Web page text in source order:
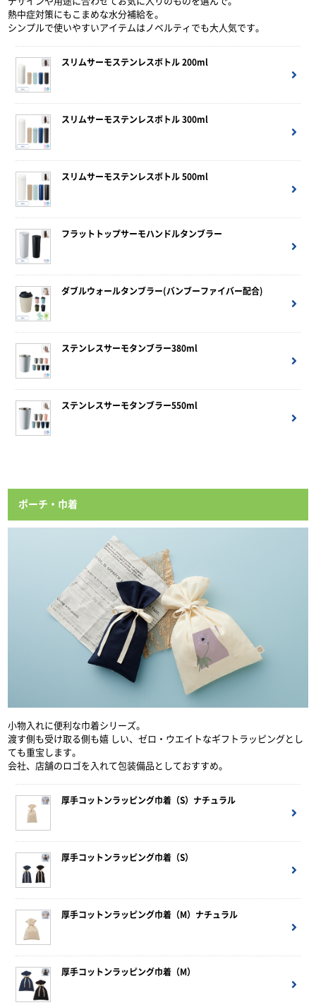
熱中症対策にもこまめな水分補給を。
シンプルで使いやすいアイテムはノベルティでも大人気です。
スリムサーモステンレスボトル 200ml
スリムサーモステンレスボトル 300ml
スリムサーモステンレスボトル 500ml
フラットトップサーモハンドルタンブラー
ダブルウォールタンブラー(バンブーファイバー配合)
ステンレスサーモタンブラー380ml
ステンレスサーモタンブラー550ml
ポーチ・巾着
小物入れに便利な巾着シリーズ。
渡す側も受け取る側も嬉 しい、ゼロ・ウエイトなギフトラッピングとし
ても重宝します。
会社、店舗のロゴを入れて包装備品としておすすめ。
厚手コットンラッピング巾着（S）ナチュラル
厚手コットンラッピング巾着（S）
厚手コットンラッピング巾着（M）ナチュラル
厚手コットンラッピング巾着（M）